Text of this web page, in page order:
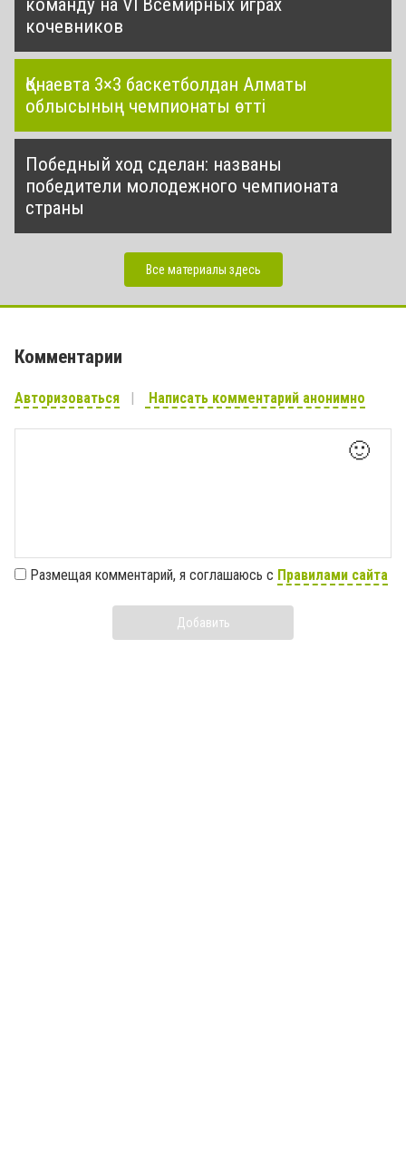
команду на VI Всемирных играх
кочевников
Қонаевта 3×3 баскетболдан Алматы
облысының чемпионаты өтті
Победный ход сделан: названы
победители молодежного чемпионата
страны
Все материалы здесь
Комментарии
Авторизоваться Написать комментарий анонимно
🙂
Размещая комментарий, я соглашаюсь с Правилами сайта
Добавить